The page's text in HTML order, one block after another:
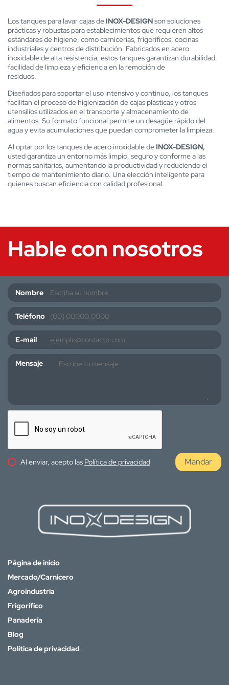
Los tanques para lavar cajas de INOX-DESIGNson soluciones
prácticas y robustas para establecimientos que requieren altos
estándares de higiene, como carnicerías, frigoríficos, cocinas
industriales y centros de distribución. Fabricados en acero
inoxidable de alta resistencia, estos tanques garantizan durabilidad,
facilidad de limpieza y eficiencia en la remoción de
residuos.
Diseñados para soportar el uso intensivo y continuo, los tanques
facilitan el proceso de higienización de cajas plásticas y otros
utensilios utilizados en el transporte y almacenamiento de
alimentos. Su formato funcional permite un desagüe rápido del
agua y evita acumulaciones que puedan comprometer la limpieza.
Al optar por los tanques de acero inoxidable de INOX-DESIGN,
usted garantiza un entorno más limpio, seguro y conforme a las
normas sanitarias, aumentando la productividad y reduciendo el
tiempo de mantenimiento diario. Una elección inteligente para
quienes buscan eficiencia con calidad profesional.
Hable con nosotros
Nombre
Teléfono
E-mail
Mensaje
Al enviar, acepto las Política de privacidad Mandar
Página de inicio
Mercado/Carnicero
Agroindustria
Frigorífico
Panadería
Blog
Política de privacidad